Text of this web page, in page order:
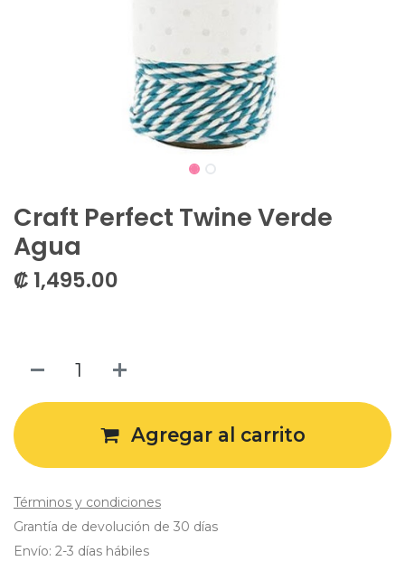
Craft Perfect Twine Verde
Agua
₡ 1,495.00
Agregar al carrito
Términos y condiciones
Grantía de devolución de 30 días
Envío: 2-3 días hábiles